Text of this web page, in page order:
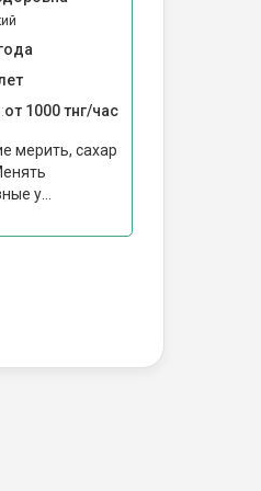
от 1000 тнг/час
мерить, сахар
у...